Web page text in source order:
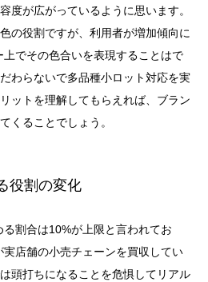
度が広がっているように思います。
の役割ですが、利用者が増加傾向に
でその色合いを表現することはで
わらないで多品種小ロット対応を実
ットを理解してもらえれば、ブラン
くることでしょう。
役割の変化
割合は10%が上限と言われてお
実店舗の小売チェーンを買収してい
頭打ちになることを危惧してリアル